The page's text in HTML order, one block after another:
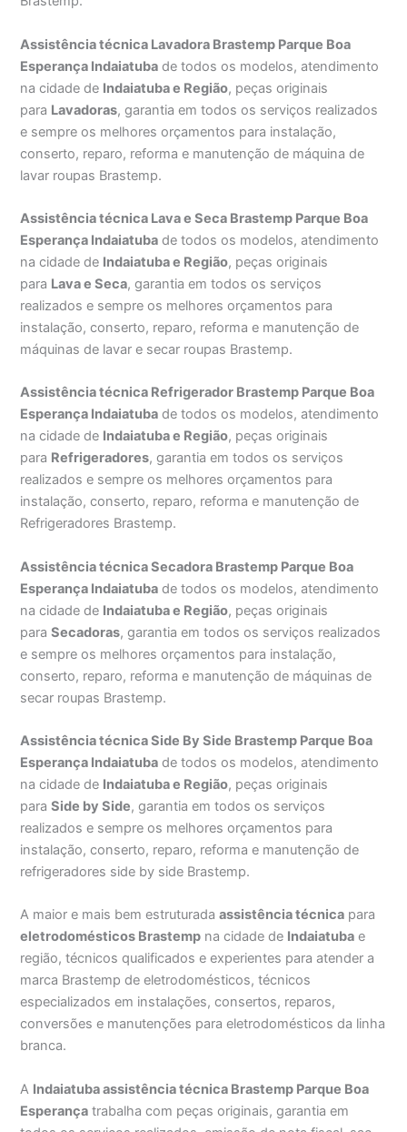
Assistência técnica Lavadora Brastemp Parque Boa
Esperança Indaiatuba de todos os modelos, atendimento
na cidade de Indaiatuba e Região, peças originais
para Lavadoras, garantia em todos os serviços realizados
e sempre os melhores orçamentos para instalação,
conserto, reparo, reforma e manutenção de máquina de
lavar roupas Brastemp.
Assistência técnica Lava e Seca Brastemp Parque Boa
Esperança Indaiatuba de todos os modelos, atendimento
na cidade de Indaiatuba e Região, peças originais
para Lava e Seca, garantia em todos os serviços
realizados e sempre os melhores orçamentos para
instalação, conserto, reparo, reforma e manutenção de
máquinas de lavar e secar roupas Brastemp.
Assistência técnica Refrigerador Brastemp Parque Boa
Esperança Indaiatuba de todos os modelos, atendimento
na cidade de Indaiatuba e Região, peças originais
para Refrigeradores, garantia em todos os serviços
realizados e sempre os melhores orçamentos para
instalação, conserto, reparo, reforma e manutenção de
Refrigeradores Brastemp.
Assistência técnica Secadora Brastemp Parque Boa
Esperança Indaiatuba de todos os modelos, atendimento
na cidade de Indaiatuba e Região, peças originais
paraSecadoras, garantia em todos os serviços realizados
e sempre os melhores orçamentos para instalação,
conserto, reparo, reforma e manutenção de máquinas de
secar roupas Brastemp.
Assistência técnica Side By Side Brastemp Parque Boa
Esperança Indaiatuba de todos os modelos, atendimento
na cidade de Indaiatuba e Região, peças originais
paraSide by Side, garantia em todos os serviços
realizados e sempre os melhores orçamentos para
instalação, conserto, reparo, reforma e manutenção de
refrigeradores side by side Brastemp.
A maior e mais bem estruturadaassistência técnica para
eletrodomésticos Brastemp na cidade de Indaiatuba e
região, técnicos qualificados e experientes para atender a
marca Brastemp de eletrodomésticos, técnicos
especializados em instalações, consertos, reparos,
conversões e manutenções para eletrodomésticos da linha
branca.
A Indaiatuba assistência técnica Brastemp Parque Boa
Esperança trabalha com peças originais, garantia em